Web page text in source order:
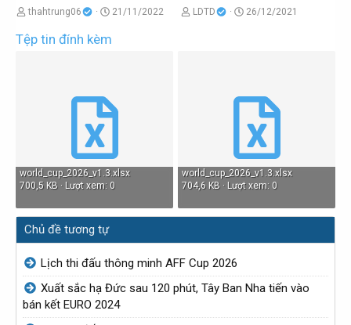
ở
ở
C
b
ở
i
thahtrung06
N
ử
21/11/2022
C
b
ở
i
LDTD
N
i
26/12/2021
Tệp tin đính kèm
world_cup_2026_v1.3.xlsx
700,5 KB · Lượt xem: 0
world_cup_2026_v1.3.xlsx
704,6 KB · Lượt xem: 0
Chủ đề tương tự
Lịch thi đấu thông minh AFF Cup 2026
Xuất sắc hạ Đức sau 120 phút, Tây Ban Nha tiến vào
bán kết EURO 2024